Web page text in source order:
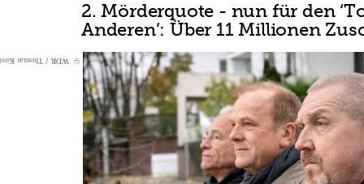
2. Mörderquote - nun für den
Anderen’: Über 11 Millionen
© WDR / Thomas Kost